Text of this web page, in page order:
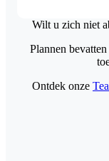
Wilt u zich niet
Plannen
Ontdek onze